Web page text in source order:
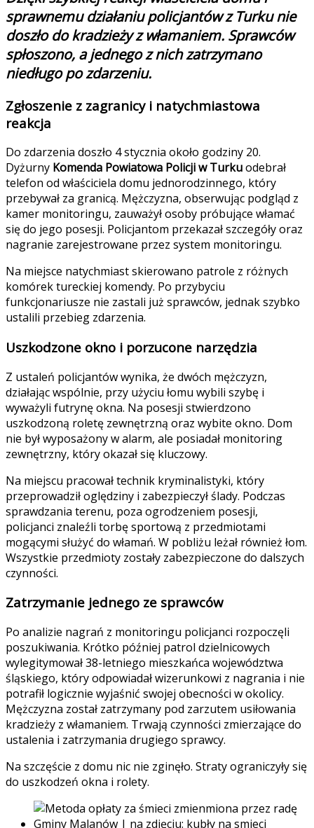
sprawnemu działaniu policjantów z Turku nie
doszło do kradzieży z włamaniem. Sprawców
spłoszono, a jednego z nich zatrzymano
niedługo po zdarzeniu.
Zgłoszenie z zagranicy i natychmiastowa
reakcja
Do zdarzenia doszło 4 stycznia około godziny 20.
Dyżurny Komenda Powiatowa Policji w Turkuodebrał
telefon od właściciela domu jednorodzinnego, który
przebywał za granicą. Mężczyzna, obserwując podgląd z
kamer monitoringu, zauważył osoby próbujące włamać
się do jego posesji. Policjantom przekazał szczegóły oraz
nagranie zarejestrowane przez system monitoringu.
Na miejsce natychmiast skierowano patrole z różnych
komórek tureckiej komendy. Po przybyciu
funkcjonariusze nie zastali już sprawców, jednak szybko
ustalili przebieg zdarzenia.
Uszkodzone okno i porzucone narzędzia
Z ustaleń policjantów wynika, że dwóch mężczyzn,
działając wspólnie, przy użyciu łomu wybili szybę i
wyważyli futrynę okna. Na posesji stwierdzono
uszkodzoną roletę zewnętrzną oraz wybite okno. Dom
nie był wyposażony w alarm, ale posiadał monitoring
zewnętrzny, który okazał się kluczowy.
Na miejscu pracował technik kryminalistyki, który
przeprowadził oględziny i zabezpieczył ślady. Podczas
sprawdzania terenu, poza ogrodzeniem posesji,
policjanci znaleźli torbę sportową z przedmiotami
mogącymi służyć do włamań. W pobliżu leżał również łom.
Wszystkie przedmioty zostały zabezpieczone do dalszych
czynności.
Zatrzymanie jednego ze sprawców
Po analizie nagrań z monitoringu policjanci rozpoczęli
poszukiwania. Krótko później patrol dzielnicowych
wylegitymował 38-letniego mieszkańca województwa
śląskiego, który odpowiadał wizerunkowi z nagrania i nie
potrafił logicznie wyjaśnić swojej obecności w okolicy.
Mężczyzna został zatrzymany pod zarzutem usiłowania
kradzieży z włamaniem. Trwają czynności zmierzające do
ustalenia i zatrzymania drugiego sprawcy.
Na szczęście z domu nic nie zginęło. Straty ograniczyły się
do uszkodzeń okna i rolety.